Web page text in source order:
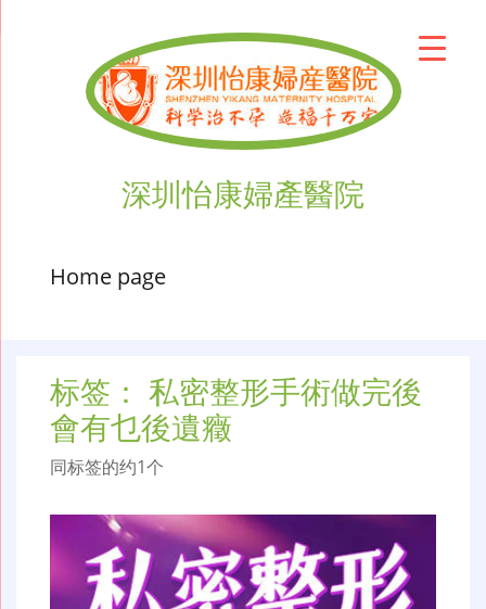
深圳怡康婦產醫院
Home page
标签： 私密整形手術做完後
會有乜後遺癥
同标签的约1个